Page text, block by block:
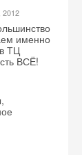
2012
именно
ТЦ
ВСЁ!